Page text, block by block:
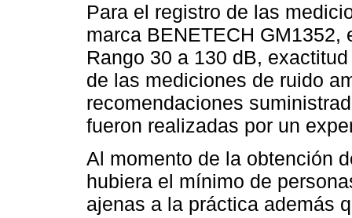
Para el registro de las
marca BENETECH
Rango 30 a 130 dB,
de las mediciones de ruido
recomendaciones
fueron realizadas por un
Al momento de la obtención
hubiera el mínimo de
ajenas a la práctica además